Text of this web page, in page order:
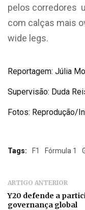
pelos corredores
com calças mais
wide legs.
Reportagem: Júlia
Supervisão: Duda
Fotos: Reprodução/
Tags: F1 Fórmula 1
ARTIGO ANTERIOR
Y20 defende a
governança global